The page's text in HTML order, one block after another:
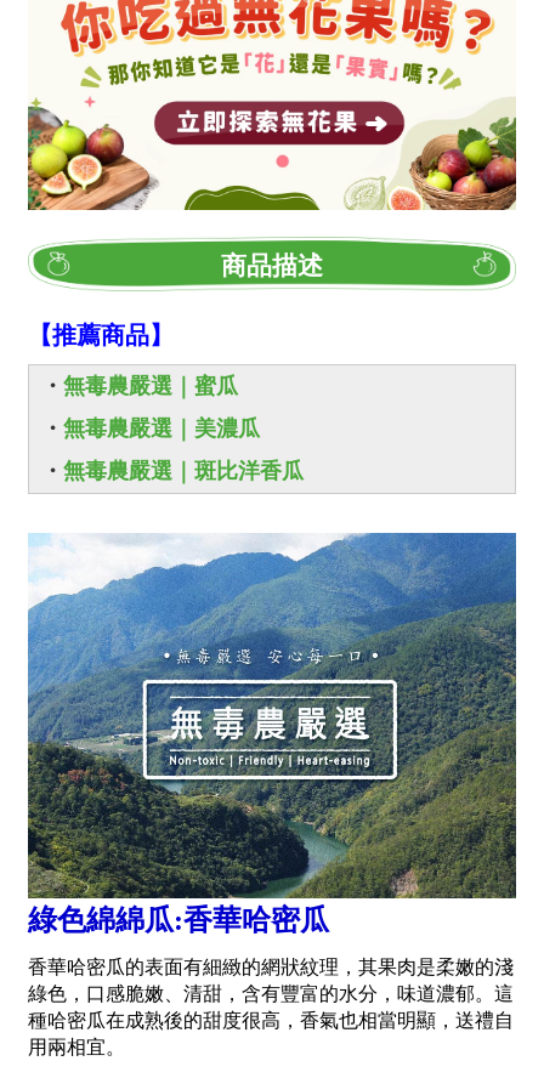
商品描述
【推薦商品】
・ 無毒農嚴選｜蜜瓜
・ 無毒農嚴選｜美濃瓜
・ 無毒農嚴選｜斑比洋香瓜
綠色綿綿瓜:香華哈密瓜
香華哈密瓜的表面有細緻的網狀紋理，其果肉是柔嫩的淺
綠色，口感脆嫩、清甜，含有豐富的水分，味道濃郁。這
種哈密瓜在成熟後的甜度很高，香氣也相當明顯，送禮自
用兩相宜。